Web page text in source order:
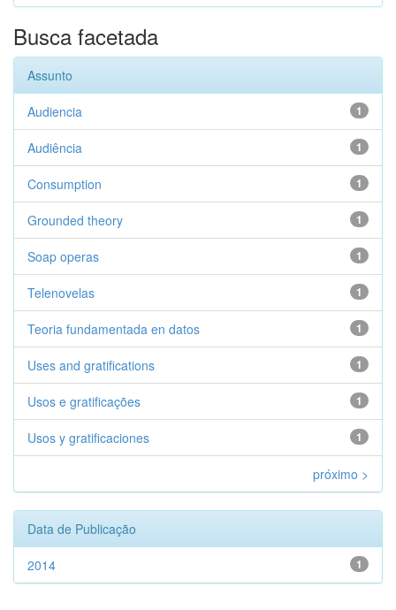
Busca facetada
Assunto
1
Audiencia
1
Audiência
1
Consumption
1
Grounded theory
1
Soap operas
1
Telenovelas
1
Teoria fundamentada en datos
1
Uses and gratifications
1
Usos e gratificações
1
Usos y gratificaciones
próximo >
Data de Publicação
1
2014